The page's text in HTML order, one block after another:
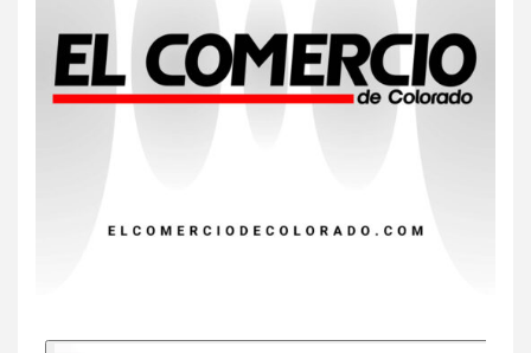
precio
8 • ESTADOS UNIDOS HOGAR Y SALUD
dos muertes por Cyclospora
EEUU este año que en 2025